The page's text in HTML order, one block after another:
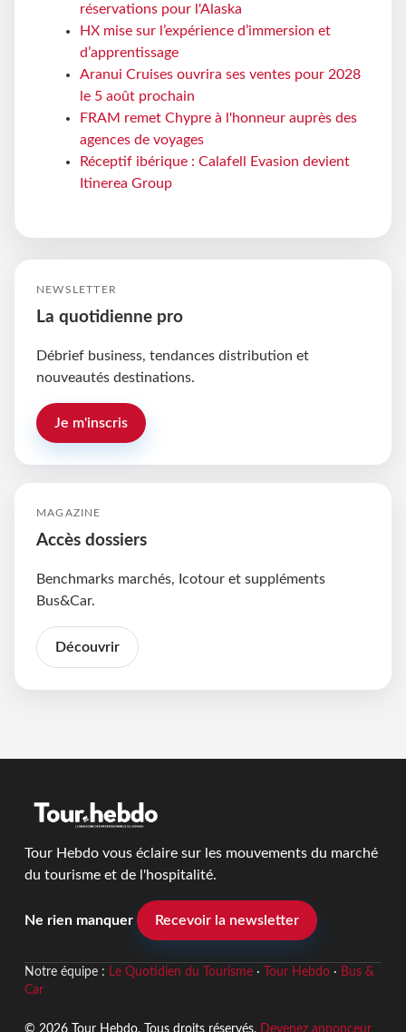
réservations pour l'Alaska
HX mise sur l’expérience d’immersion et
d’apprentissage
Aranui Cruises ouvrira ses ventes pour 2028
le 5 août prochain
FRAM remet Chypre à l'honneur auprès des
agences de voyages
Réceptif ibérique : Calafell Evasion devient
Itinerea Group
NEWSLETTER
La quotidienne pro
Débrief business, tendances distribution et
nouveautés destinations.
Je m'inscris
MAGAZINE
Accès dossiers
Benchmarks marchés, Icotour et suppléments
Bus&Car.
Découvrir
Tour Hebdo vous éclaire sur les mouvements du marché
du tourisme et de l'hospitalité.
Ne rien manquer Recevoir la newsletter
Notre équipe : Le Quotidien du Tourisme· Tour Hebdo· Bus &
Car
© 2026 Tour Hebdo. Tous droits réservés. Devenez annonceur